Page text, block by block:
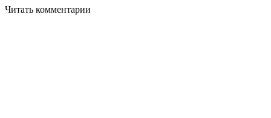
Читать комментарии